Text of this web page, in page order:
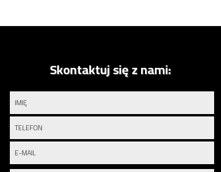
Skontaktuj się z nami: